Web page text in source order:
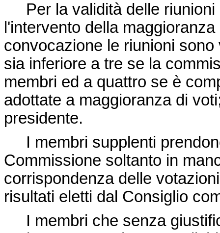
Per la validità delle riunioni
l'intervento della
convocazione le riunioni
sia inferiore a tre se la
membri ed a quattro se è
adottate a maggioranza di
presidente.
I membri supplenti
Commissione soltanto in
corrispondenza delle
risultati eletti dal Consiglio
I membri che senza